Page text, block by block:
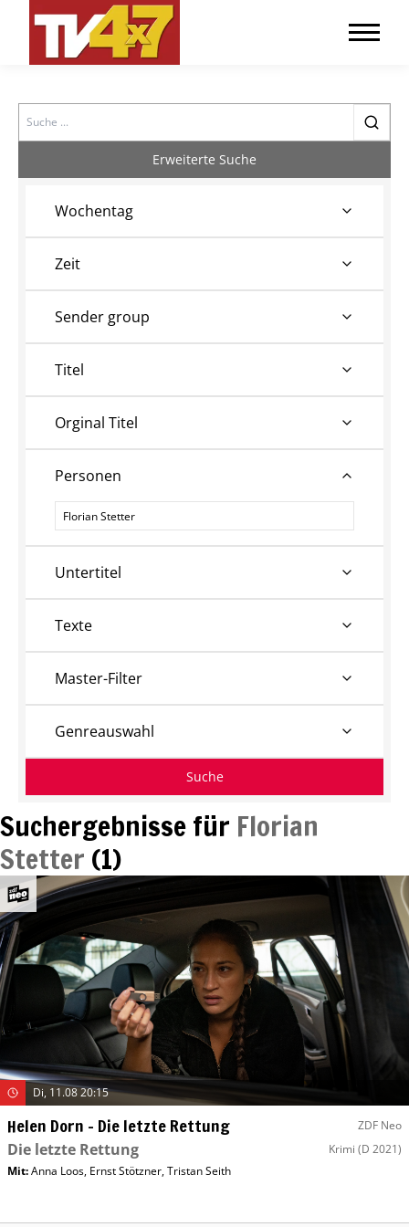
Search
Suchergebnisse für Florian
Stetter (1)
Di, 11.08 20:15
Helen Dorn – Die letzte Rettung ZDF Neo
Die letzte Rettung Krimi (D 2021)
Mit:Anna Loos, Ernst Stötzner,Tristan Seith
Erweiterte Suche
Wochentag
Zeit
Sender group
Titel
Orginal Titel
Personen
Personen
Untertitel
Texte
Master-Filter
Genreauswahl
Suche